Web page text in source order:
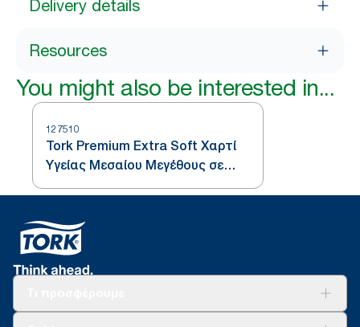
Delivery details
Resources
You might also be interested in...
127510
Tork Premium Extra Soft Χαρτί
Υγείας Μεσαίου Μεγέθους σε
Ρολό - Τρίφυλλο